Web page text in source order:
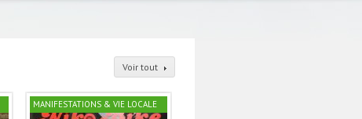
Voir tout
MANIFESTATIONS & VIE LOCALE